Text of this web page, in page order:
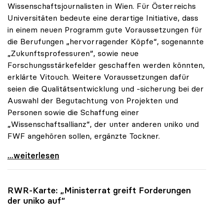
Wissenschaftsjournalisten in Wien. Für Österreichs
Universitäten bedeute eine derartige Initiative, dass
in einem neuen Programm gute Voraussetzungen für
die Berufungen „hervorragender Köpfe“, sogenannte
„Zukunftsprofessuren“, sowie neue
Forschungsstärkefelder geschaffen werden könnten,
erklärte Vitouch. Weitere Voraussetzungen dafür
seien die Qualitätsentwicklung und -sicherung bei der
Auswahl der Begutachtung von Projekten und
Personen sowie die Schaffung einer
„Wissenschaftsallianz“, der unter anderen uniko und
FWF angehören sollen, ergänzte Tockner.
uniko und FWF forcieren Exzellenzprogramm für
...weiterlesen
RWR-Karte: „Ministerrat greift Forderungen
der uniko auf“